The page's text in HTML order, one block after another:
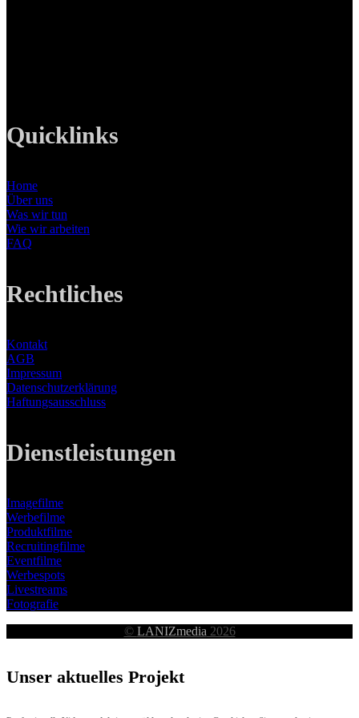
Quicklinks
Home
Über uns
Was wir tun
Wie wir arbeiten
FAQ
Rechtliches
Kontakt
AGB
Impressum
Datenschutzerklärung
Haftungsausschluss
Dienstleistungen
Imagefilme
Werbefilme
Produktfilme
Recruitingfilme
Eventfilme
Werbespots
Livestreams
Fotografie
© LANIZmedia 2026
Unser aktuelles Projekt